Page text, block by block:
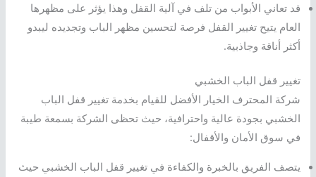
قد تعاني الأبواب من تلف في آلية القفل وهذا يؤثر على مظهرها
العام يتيح تغيير القفل فرصة لتحسين مظهر الباب وتجديده ليبدو
أكثر أناقة وجاذبية.
تغيير قفل الباب الخشبي
شركة المحترف الخيار الأفضل للقيام بخدمة تغيير قفل الباب
الخشبي بجودة عالية واحترافية، حيث تحظى الشركة بسمعة طيبة
في سوق الأمان والأقفال:
يتصف الفريق بالخبرة والكفاءة في تغيير قفل الباب الخشبي حيث